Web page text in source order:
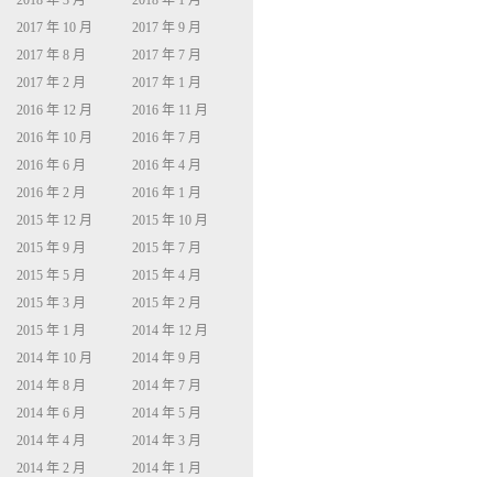
2017 年 10 月
2017 年 9 月
2017 年 8 月
2017 年 7 月
2017 年 2 月
2017 年 1 月
2016 年 12 月
2016 年 11 月
2016 年 10 月
2016 年 7 月
2016 年 6 月
2016 年 4 月
2016 年 2 月
2016 年 1 月
2015 年 12 月
2015 年 10 月
2015 年 9 月
2015 年 7 月
2015 年 5 月
2015 年 4 月
2015 年 3 月
2015 年 2 月
2015 年 1 月
2014 年 12 月
2014 年 10 月
2014 年 9 月
2014 年 8 月
2014 年 7 月
2014 年 6 月
2014 年 5 月
2014 年 4 月
2014 年 3 月
2014 年 2 月
2014 年 1 月